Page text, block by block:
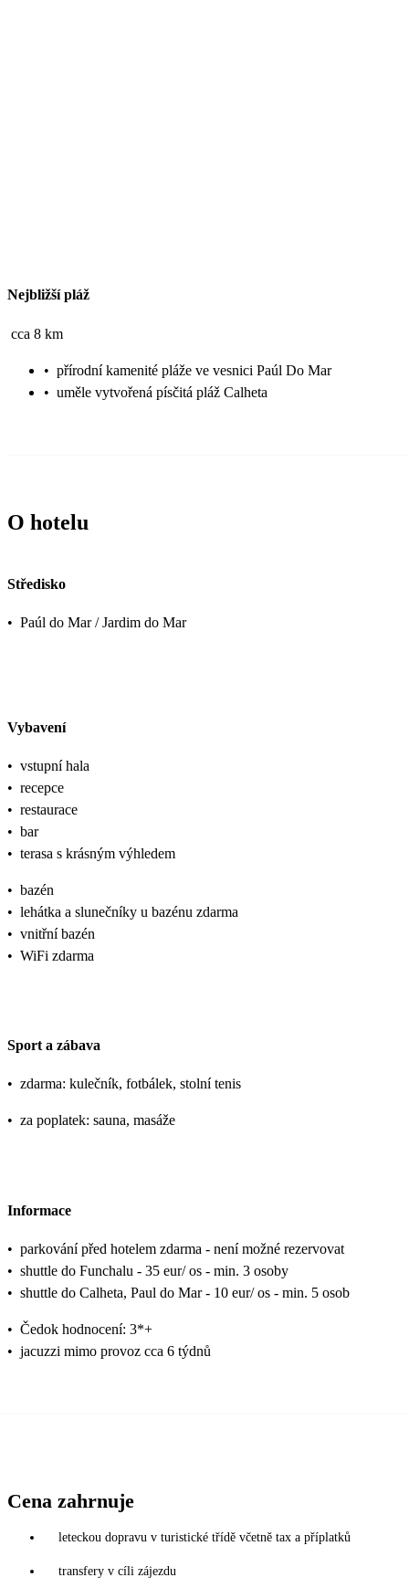
Nejbližší pláž
cca 8 km
• přírodní kamenité pláže ve vesnici Paúl Do Mar
• uměle vytvořená písčitá pláž Calheta
O hotelu
Středisko
• Paúl do Mar / Jardim do Mar
Vybavení
• vstupní hala
• recepce
• restaurace
• bar
• terasa s krásným výhledem
• bazén
• lehátka a slunečníky u bazénu zdarma
• vnitřní bazén
• WiFi zdarma
Sport a zábava
• zdarma: kulečník, fotbálek, stolní tenis
• za poplatek: sauna, masáže
Informace
• parkování před hotelem zdarma - není možné rezervovat
• shuttle do Funchalu - 35 eur/ os - min. 3 osoby
• shuttle do Calheta, Paul do Mar - 10 eur/ os - min. 5 osob
• Čedok hodnocení: 3*+
• jacuzzi mimo provoz cca 6 týdnů
Cena zahrnuje
leteckou dopravu v turistické třídě včetně tax a příplatků
transfery v cíli zájezdu